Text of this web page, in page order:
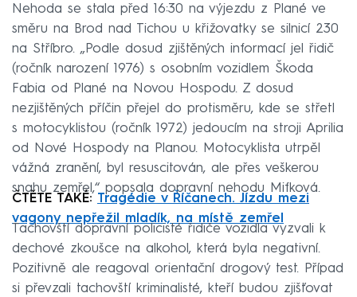
Nehoda se stala před 16:30 na výjezdu z Plané ve
směru na Brod nad Tichou u křižovatky se silnicí 230
na Stříbro. „Podle dosud zjištěných informací jel řidič
(ročník narození 1976) s osobním vozidlem Škoda
Fabia od Plané na Novou Hospodu. Z dosud
nezjištěných příčin přejel do protisměru, kde se střetl
s motocyklistou (ročník 1972) jedoucím na stroji Aprilia
od Nové Hospody na Planou. Motocyklista utrpěl
vážná zranění, byl resuscitován, ale přes veškerou
snahu zemřel,“ popsala dopravní nehodu Mifková.
ČTĚTE TAKÉ: Tragédie v Říčanech. Jízdu mezi
vagony nepřežil mladík, na místě zemřel
Tachovští dopravní policisté řidiče vozidla vyzvali k
dechové zkoušce na alkohol, která byla negativní.
Pozitivně ale reagoval orientační drogový test. Případ
si převzali tachovští kriminalisté, kteří budou zjišťovat